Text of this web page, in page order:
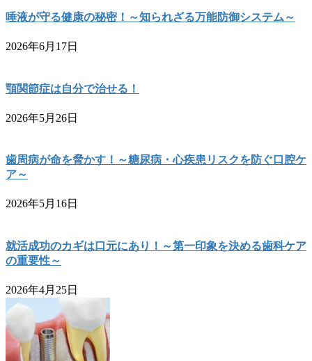
唾液が守る健康の秘密！～知られざる万能防御システム～
2026年6月17日
顎関節症は自分で治せる！
2026年5月26日
歯周病が命を脅かす！～糖尿病・心疾患リスクを防ぐ口腔ケ
ア～
2026年5月16日
就活成功のカギは口元にあり！～第一印象を決める歯科ケア
の重要性～
2026年4月25日